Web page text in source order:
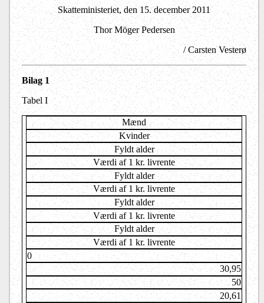
Skatteministeriet, den 15. december 2011
Thor Möger Pedersen
/ Carsten Vesterø
Bilag 1
Tabel I
Mænd
Kvinder
Fyldt alder
Værdi af 1 kr. livrente
Fyldt alder
Værdi af 1 kr. livrente
Fyldt alder
Værdi af 1 kr. livrente
Fyldt alder
Værdi af 1 kr. livrente
0
30,95
50
20,61